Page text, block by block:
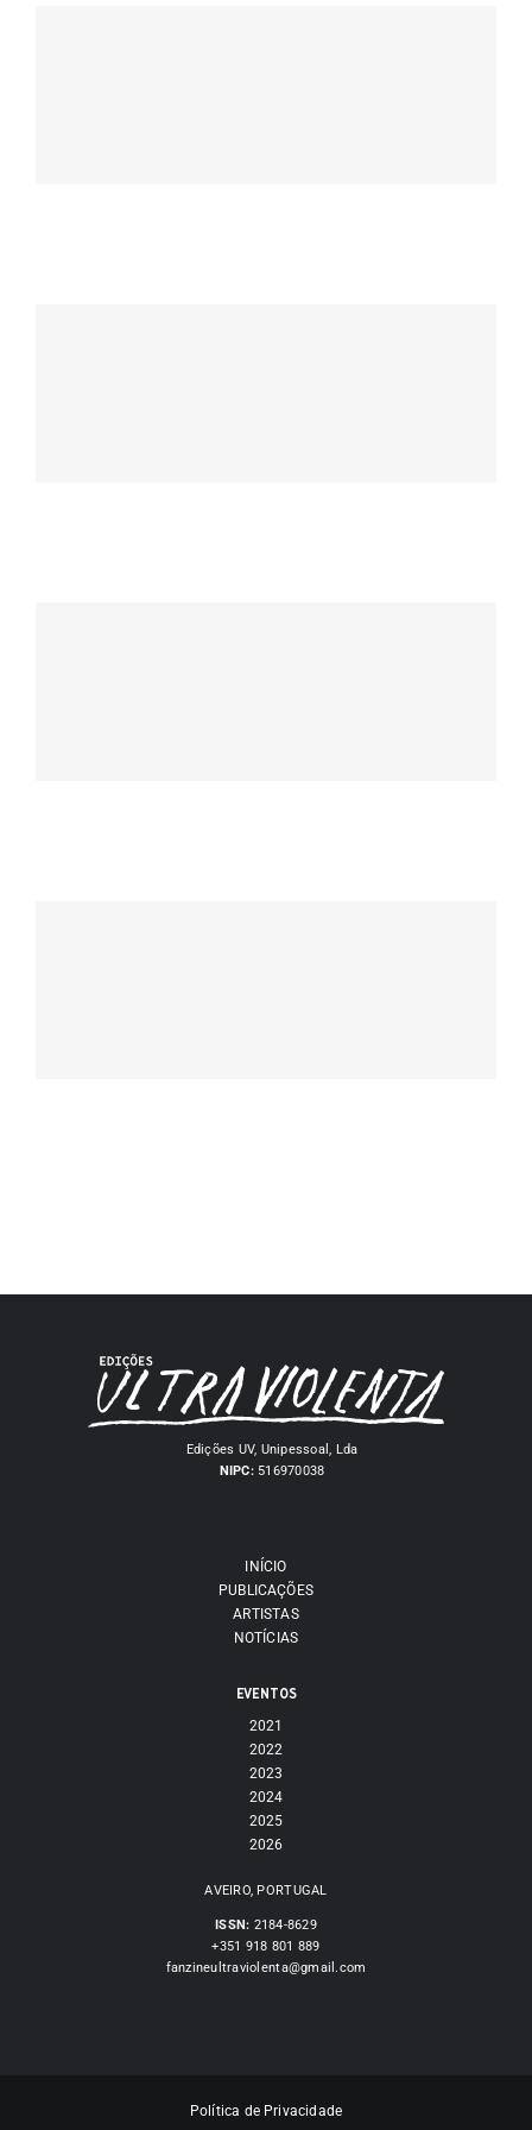
Edições UV, Unipessoal, Lda
NIPC:516970038
INÍCIO
PUBLICAÇÕES
ARTISTAS
NOTÍCIAS
EVENTOS
2021
2022
2023
2024
2025
2026
AVEIRO, PORTUGAL
ISSN: 2184-8629
+351 918 801 889
fanzineultraviolenta@gmail.com
Política de Privacidade